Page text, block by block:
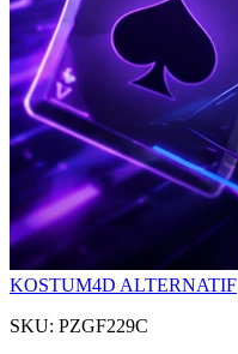
KOSTUM4D ALTERNATIF
SKU: PZGF229C